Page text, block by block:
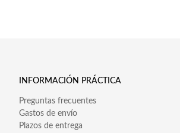
INFORMACIÓN PRÁCTICA
Preguntas frecuentes
Gastos de envío
Plazos de entrega